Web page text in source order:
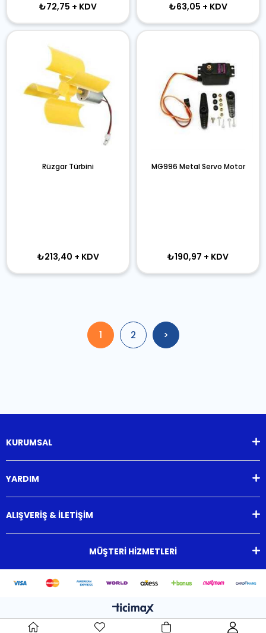
₺72,75 + KDV ₺63,05 + KDV
Rüzgar Türbini
₺213,40 + KDV
MG996 Metal Servo Motor
₺190,97 + KDV
1 2 >
KURUMSAL
YARDIM
ALIŞVERİŞ & İLETİŞİM
MÜŞTERİ HİZMETLERİ